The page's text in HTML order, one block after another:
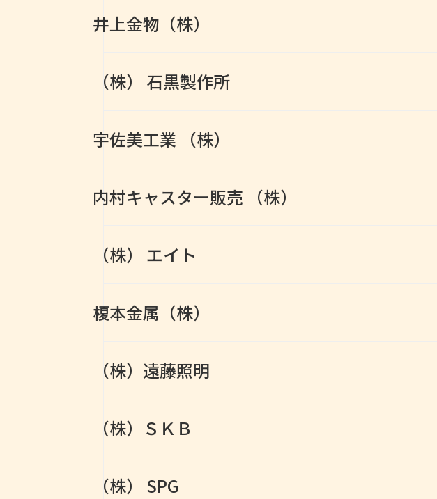
井上金物（株）
（株） 石黒製作所
宇佐美工業 （株）
内村キャスター販売 （株）
（株） エイト
榎本金属（株）
（株）遠藤照明
（株）ＳＫＢ
（株） SPG